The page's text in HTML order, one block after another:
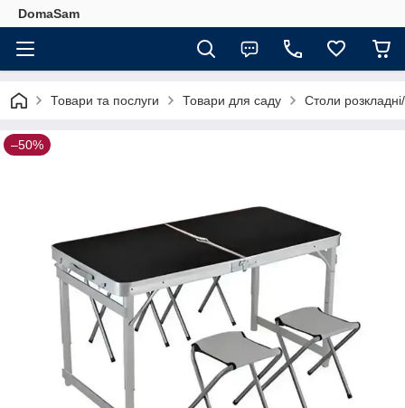
DomaSam
Товари та послуги Товари для саду Столи
–50%